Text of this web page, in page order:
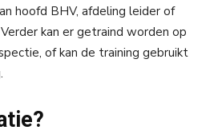
hoofd BHV, afdeling leider of
kan er getraind worden op
of kan de training gebruikt